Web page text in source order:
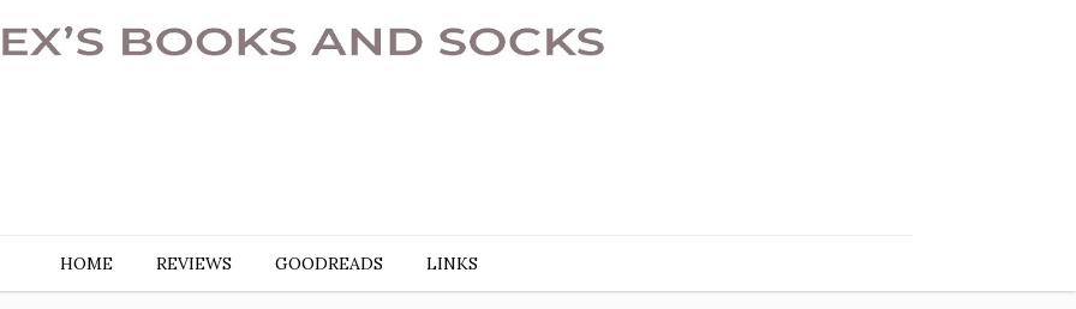
HOME REVIEWS GOODREADS LINKS